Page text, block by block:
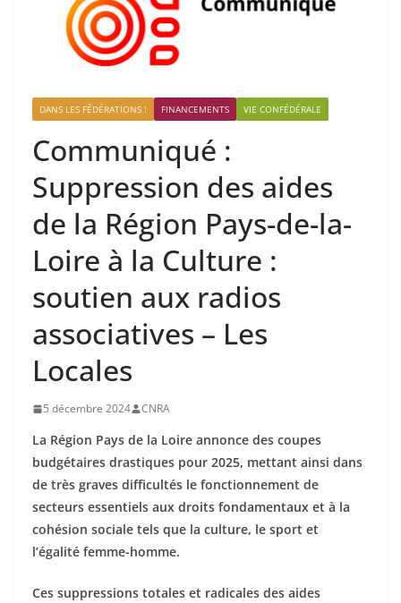
DANS LES FÉDÉRATIONS ! FINANCEMENTS VIE CONFÉDÉRALE
Communiqué :
Suppression des aides
de la Région Pays-de-la-
Loire à la Culture :
soutien aux radios
associatives – Les
Locales
5 décembre 2024 CNRA
La Région Pays de la Loire annonce des coupes
budgétaires drastiques pour 2025, mettant ainsi dans
de très graves difficultés le fonctionnement de
secteurs essentiels aux droits fondamentaux et à la
cohésion sociale tels que la culture, le sport et
l’égalité femme-homme.
Ces suppressions totales et radicales des aides